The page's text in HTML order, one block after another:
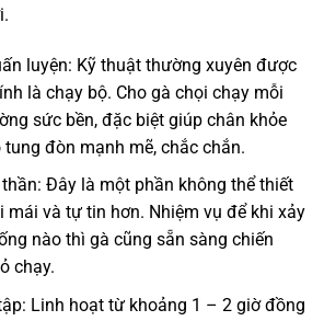
luyện: Kỹ thuật thường xuyên được
là chạy bộ. Cho gà chọi chạy mỗi
sức bền, đặc biệt giúp chân khỏe
đòn mạnh mẽ, chắc chắn.
Đây là một phần không thể thiết
mái và tự tin hơn. Nhiệm vụ để khi xảy
nào thì gà cũng sẵn sàng chiến
chạy.
Linh hoạt từ khoảng 1 – 2 giờ đồng